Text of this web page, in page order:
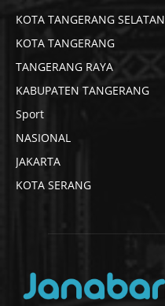
KOTA TANGERANG SELATAN
KOTA TANGERANG
TANGERANG RAYA
KABUPATEN TANGERANG
Sport
NASIONAL
JAKARTA
KOTA SERANG